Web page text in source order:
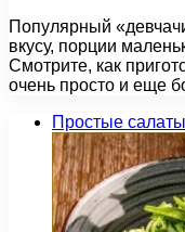
Популярный
вкусу, порции
Смотрите, как
очень просто и еще
Простые салаты